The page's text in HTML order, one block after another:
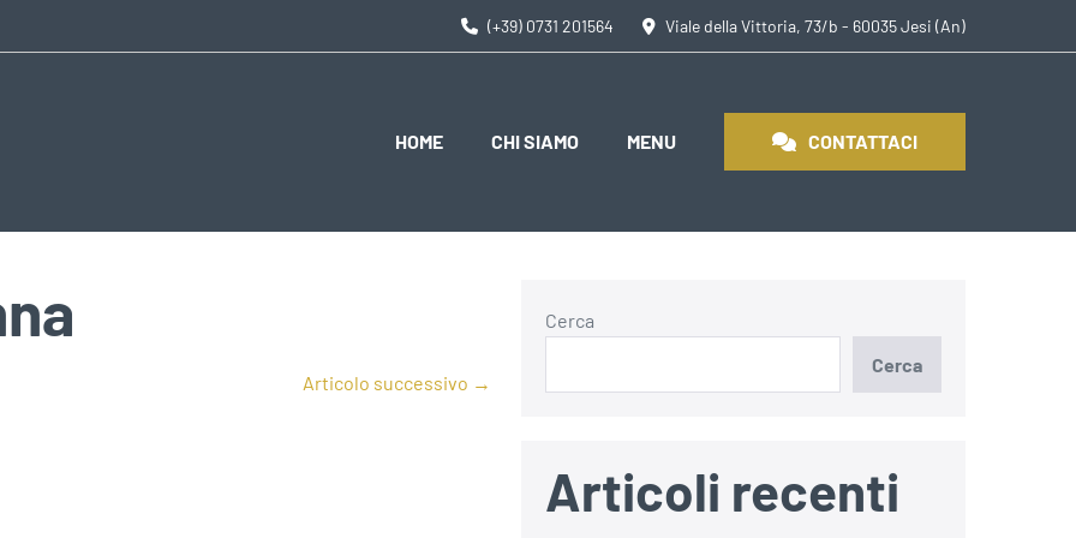
(+39) 0731 201564 Viale della Vittoria, 73/b - 60035 Jesi (An)
HOME CHI SIAMO MENU CONTATTACI
Articolo successivo →
Cerca
Cerca
Articoli recenti